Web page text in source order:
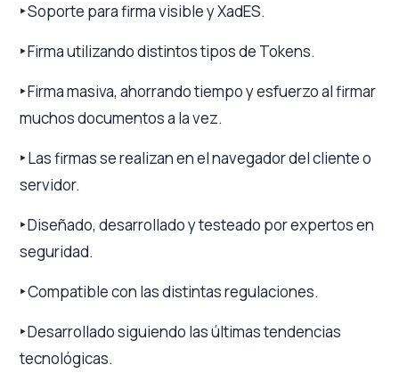
‣Soporte para firma visible y XadES.
‣Firma utilizando distintos tipos de Tokens.
‣Firma masiva, ahorrando tiempo y esfuerzo al firmar
muchos documentos a la vez.
‣Las firmas se realizan en el navegador del cliente o
servidor.
‣Diseñado, desarrollado y testeado por expertos en
seguridad.
‣Compatible con las distintas regulaciones.
‣Desarrollado siguiendo las últimas tendencias
tecnológicas.